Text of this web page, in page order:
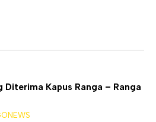
Diterima Kapus Ranga – Ranga